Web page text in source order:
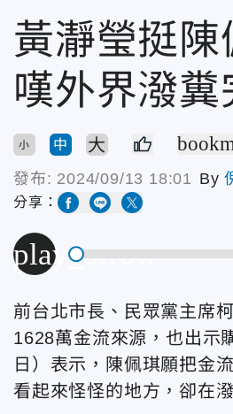
黃瀞瑩挺
嘆外界潑糞
小 中 大
發布: 2024/09/13 18:01 By
分享：
play_arrow
前台北市長、民眾黨主席
1628萬金流來源，也出示
日）表示，陳佩琪願把金
看起來怪怪的地方，卻在